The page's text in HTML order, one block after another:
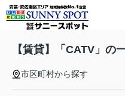
【賃貸】「CATV」の
市区町村から探す